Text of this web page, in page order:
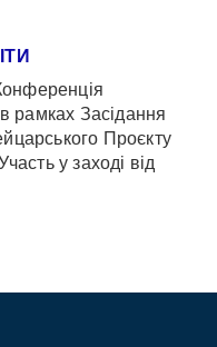
рамках Засідання
Проєкту
у заході від